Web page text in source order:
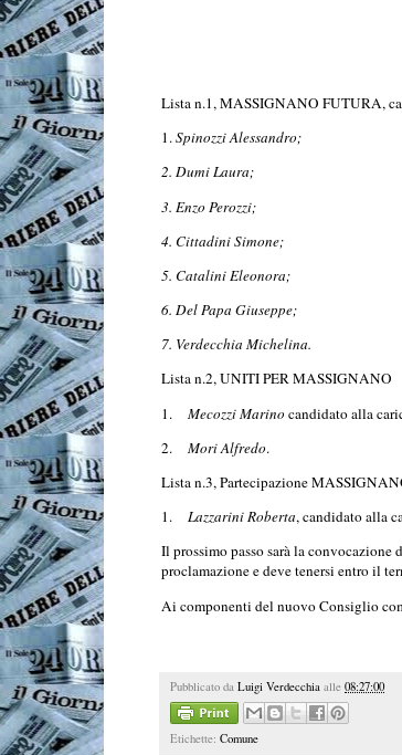
Lista n.1, MASSIGNANO FUTURA,
1.Spinozzi Alessandro;
2. Dumi Laura;
3. Enzo Perozzi;
4. Cittadini Simone;
5. Catalini Eleonora;
6. Del Papa Giuseppe;
7. Verdecchia Michelina.
Lista n.2, UNITI PER MASSIGNANO
1.
Mecozzi Marino candidato alla
2.
Mori Alfredo.
Lista n.3, Partecipazione
1.
Lazzarini Roberta, candidato alla
Il prossimo passo sarà la convocazione
proclamazione e deve tenersi entro il
Ai componenti del nuovo Consiglio
Pubblicato da Luigi Verdecchia alle 08:27:00
Etichette: Comune